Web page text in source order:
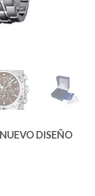
DISEÑO